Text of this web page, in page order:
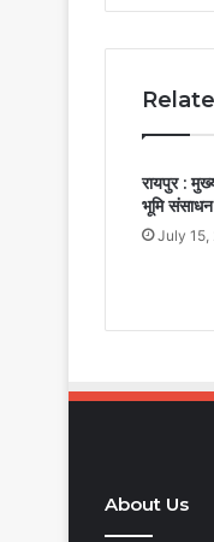
रायपुर :
भूमि
July 15,
About Us